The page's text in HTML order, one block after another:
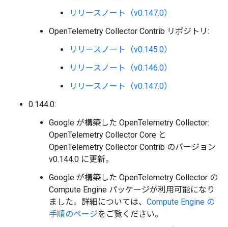
リリースノート（v0.147.0）
OpenTelemetry Collector Contrib リポジトリ:
リリースノート（v0.145.0）
リリースノート（v0.146.0）
リリースノート（v0.147.0）
0.144.0:
Google が構築した OpenTelemetry Collector:
OpenTelemetry Collector Core と
OpenTelemetry Collector Contrib のバージョン
v0.144.0 に更新。
Google が構築した OpenTelemetry Collector の
Compute Engine パッケージが利用可能になり
ました。詳細については、 Compute Engine の
手順のページをご覧ください。